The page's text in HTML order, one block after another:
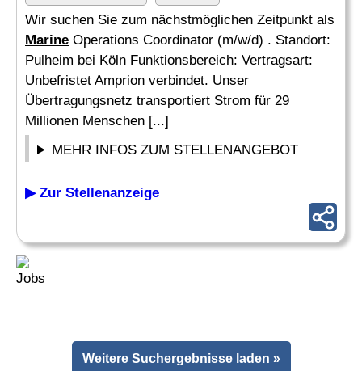
Wir suchen Sie zum nächstmöglichen Zeitpunkt als
Marine Operations Coordinator (m/w/d) . Standort:
Pulheim bei Köln Funktionsbereich: Vertragsart:
Unbefristet Amprion verbindet. Unser
Übertragungsnetz transportiert Strom für 29
Millionen Menschen [...]
MEHR INFOS ZUM STELLENANGEBOT
▶ Zur Stellenanzeige
Weitere Suchergebnisse laden »